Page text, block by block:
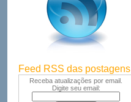
Feed RSS das postagens
Receba atualizações por email.
Digite seu email: